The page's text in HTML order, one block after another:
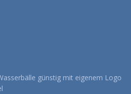
günstig mit eigenem Logo